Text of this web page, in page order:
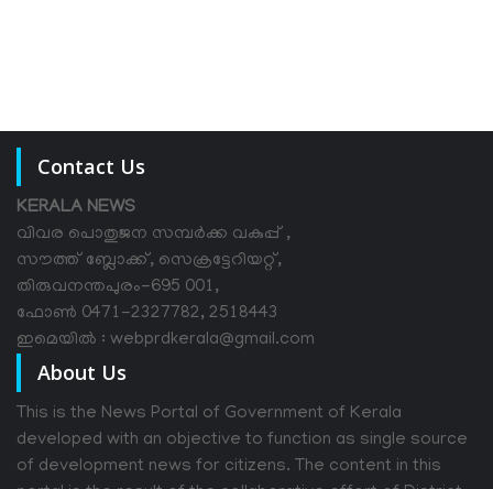
Contact Us
KERALA NEWS
വിവര പൊതുജന സമ്പര്‍ക്ക വകുപ്പ് ,
സൗത്ത് ബ്ലോക്ക്, സെക്രട്ടേറിയറ്റ്,
തിരുവനന്തപുരം-695 001,
ഫോൺ 0471-2327782, 2518443
ഇമെയിൽ : webprdkerala@gmail.com
About Us
This is the News Portal of Government of Kerala
developed with an objective to function as single source
of development news for citizens. The content in this